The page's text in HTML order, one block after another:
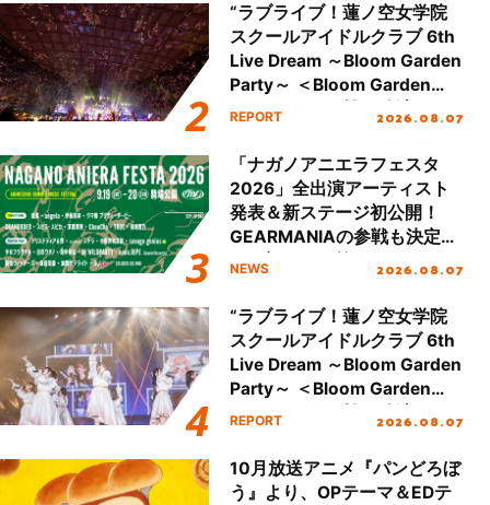
“ラブライブ！蓮ノ空女学院
スクールアイドルクラブ 6th
Live Dream ～Bloom Garden
Party～ ＜Bloom Garden
Party Stage／埼玉公演＞”
REPORT 2026.08.07
「ナガノアニエラフェスタ
2026」全出演アーティスト
発表＆新ステージ初公開！
GEARMANIAの参戦も決定
し、初となる第3ステージの
NEWS 2026.08.07
“ラブライブ！蓮ノ空女学院
スクールアイドルクラブ 6th
Live Dream ～Bloom Garden
Party～ ＜Bloom Garden
Party Stage／埼玉公演＞”
REPORT 2026.08.07
10月放送アニメ『パンどろぼ
う』より、OPテーマ＆EDテ